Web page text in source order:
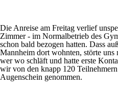
Die Anreise am Freitag verlief
Zimmer - im Normalbetrieb des
schon bald bezogen hatten. Dass
Mannheim dort wohnten, störte
wer wo schläft und hatte erste
wir von den knapp 120
Augenschein genommen.